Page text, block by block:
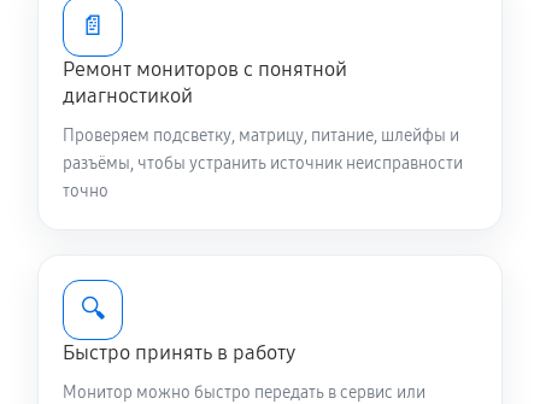
📄
Ремонт мониторов с понятной
диагностикой
Проверяем подсветку, матрицу, питание, шлейфы и
разъёмы, чтобы устранить источник неисправности
точно
🔍
Быстро принять в работу
Монитор можно быстро передать в сервис или